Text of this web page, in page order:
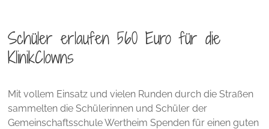
Schüler erlaufen 560 Euro für die
KlinikClowns
Mit vollem Einsatz und vielen Runden durch die Straßen
sammelten die Schülerinnen und Schüler der
Gemeinschaftsschule Wertheim Spenden für einen guten